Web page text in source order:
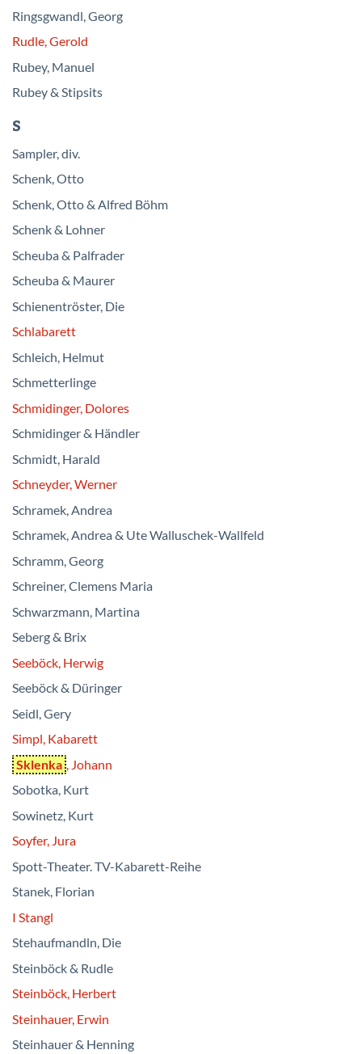
Ringsgwandl, Georg
Rudle, Gerold
Rubey, Manuel
Rubey & Stipsits
S
Sampler, div.
Schenk, Otto
Schenk, Otto & Alfred Böhm
Schenk & Lohner
Scheuba & Palfrader
Scheuba & Maurer
Schienentröster, Die
Schlabarett
Schleich, Helmut
Schmetterlinge
Schmidinger, Dolores
Schmidinger & Händler
Schmidt, Harald
Schneyder, Werner
Schramek, Andrea
Schramek, Andrea & Ute Walluschek-Wallfeld
Schramm, Georg
Schreiner, Clemens Maria
Schwarzmann, Martina
Seberg & Brix
Seeböck, Herwig
Seeböck & Düringer
Seidl, Gery
Simpl, Kabarett
Sklenka , Johann
Sobotka, Kurt
Sowinetz, Kurt
Soyfer, Jura
Spott-Theater. TV-Kabarett-Reihe
Stanek, Florian
I Stangl
Stehaufmandln, Die
Steinböck & Rudle
Steinböck, Herbert
Steinhauer, Erwin
Steinhauer & Henning